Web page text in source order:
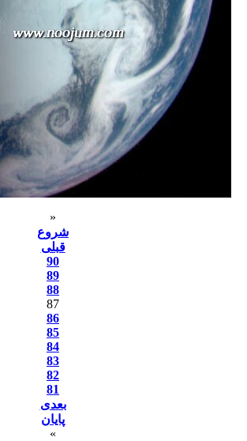
«
شروع
قبلی
90
89
88
87
86
85
84
83
82
81
بعدی
پایان
»